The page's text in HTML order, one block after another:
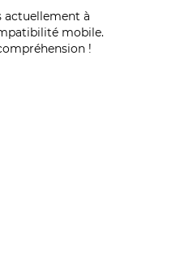
actuellement à
mobile.
!